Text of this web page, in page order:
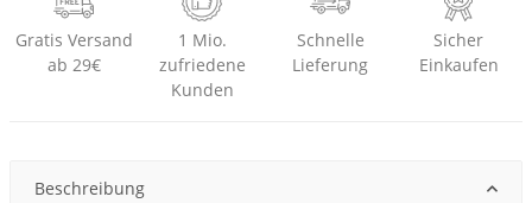
Gratis Versand
ab 29€
1 Mio.
zufriedene
Kunden
Schnelle
Lieferung
Sicher
Einkaufen
Beschreibung